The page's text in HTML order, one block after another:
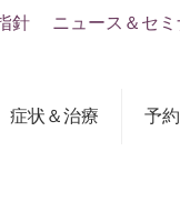
症状＆治療 予約
針 ニュース＆セ